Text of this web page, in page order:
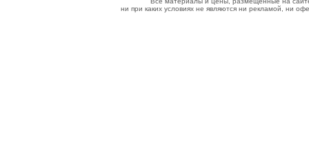
ни при каких условиях не являются ни рекламой, ни